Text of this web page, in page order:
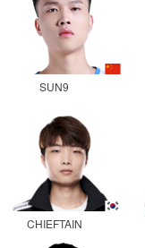
SUN9
CHIEFTAIN